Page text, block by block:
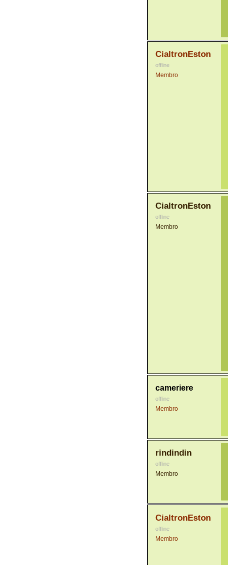
CialtronEston
offline
Membro
CialtronEston
offline
Membro
cameriere
offline
Membro
rindindin
offline
Membro
CialtronEston
offline
Membro